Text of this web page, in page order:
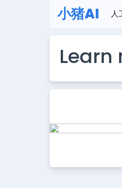
小猪AI 人
Learn